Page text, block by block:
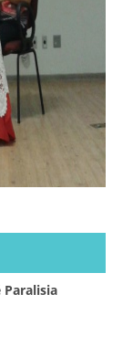
Paralisia